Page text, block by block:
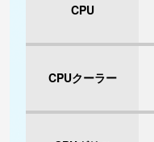
CPU
CPUクーラー